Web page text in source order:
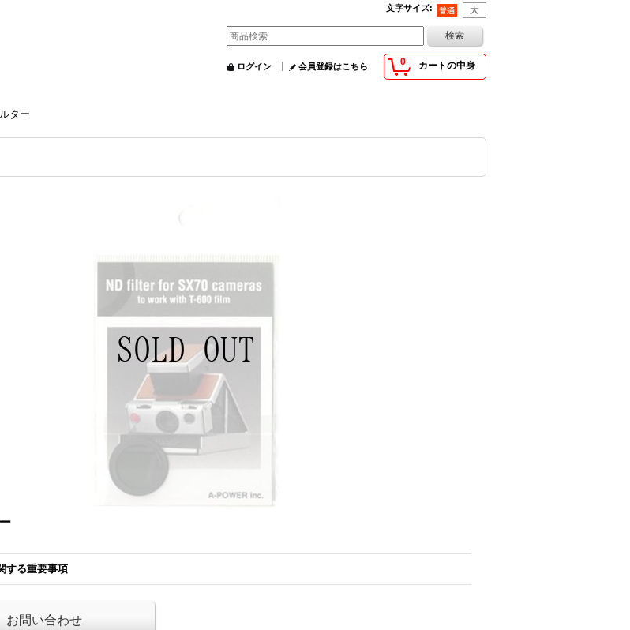
文字サイズ:
0 カートの中身
ログイン 会員登録はこちら
ター
する重要事項
お問い合わせ